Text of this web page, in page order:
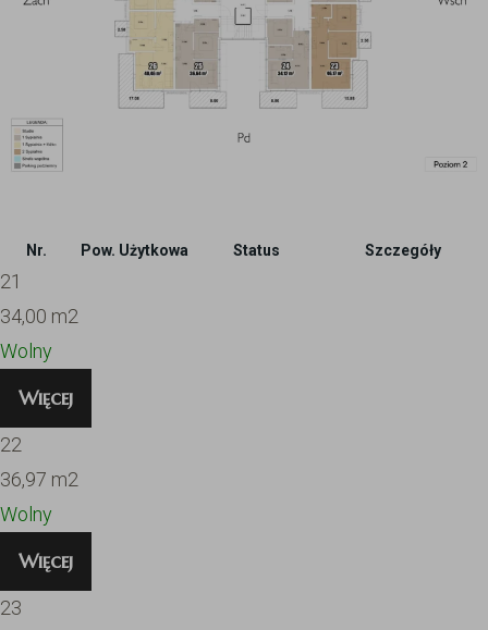
Nr. Pow. Użytkowa Status Szczegóły
21
34,00 m2
Wolny
Więcej
22
36,97 m2
Wolny
Więcej
23